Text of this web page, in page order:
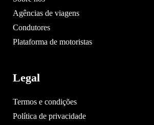
Agências de viagens
Condutores
Plataforma de motoristas
Legal
Termos e condições
Política de privacidade